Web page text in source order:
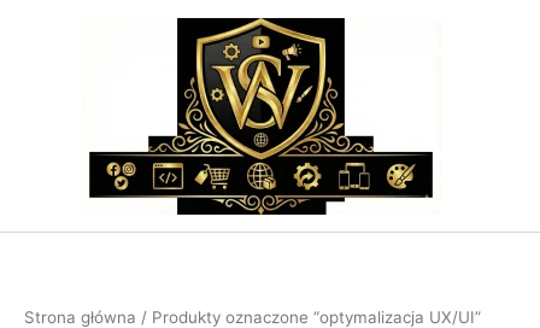
Strona główna / Produkty oznaczone “optymalizacja UX/UI”